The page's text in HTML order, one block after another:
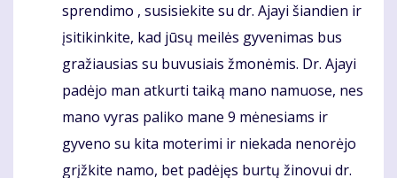
sprendimo , susisiekite su dr. Ajayi šiandien ir
įsitikinkite, kad jūsų meilės gyvenimas bus
gražiausias su buvusiais žmonėmis. Dr. Ajayi
padėjo man atkurti taiką mano namuose, nes
mano vyras paliko mane 9 mėnesiams ir
gyveno su kita moterimi ir niekada nenorėjo
grįžkite namo, bet padėjęs burtų žinovui dr.